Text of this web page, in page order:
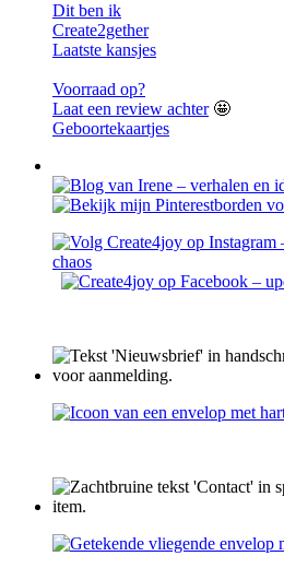
Dit ben ik
Create2gether
Laatste kansjes
Voorraad op?
Laat een review achter🤩
Geboortekaartjes